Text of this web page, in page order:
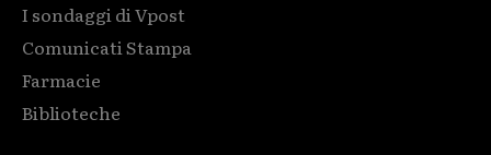
I sondaggi di Vpost
Comunicati Stampa
Farmacie
Biblioteche